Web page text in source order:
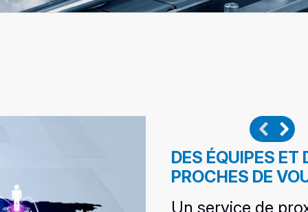
DES ÉQUIPES ET
PROCHES DE
Un service de
SERVICES DE
Audits,
ASSISTANCE À
Une assistance
UN
SHOWROOM
PROJETS